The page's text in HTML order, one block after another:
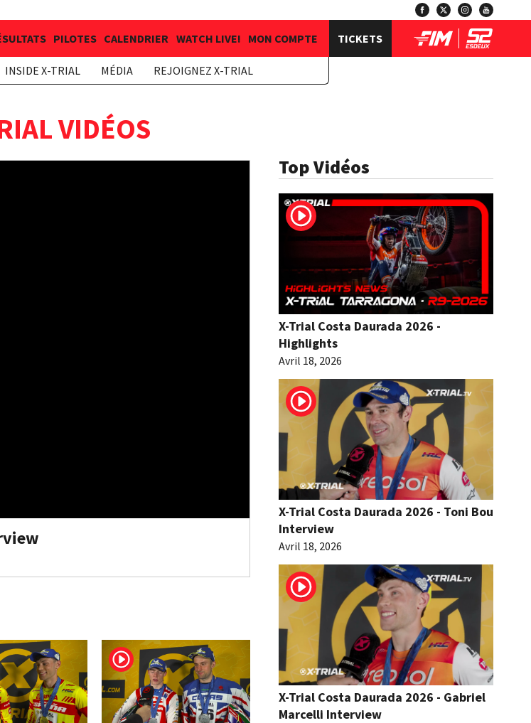
PILOTES CALENDRIER WATCH LIVE! MON COMPTE
INSIDE X-TRIAL MÉDIA REJOIGNEZ X-TRIAL
TICKETS
VIDÉOS
Top Vidéos
X-Trial Costa Daurada 2026 -
Highlights
Avril 18, 2026
X-Trial Costa Daurada 2026 - Toni Bou
Interview
Avril 18, 2026
X-Trial Costa Daurada 2026 - Gabriel
Marcelli Interview